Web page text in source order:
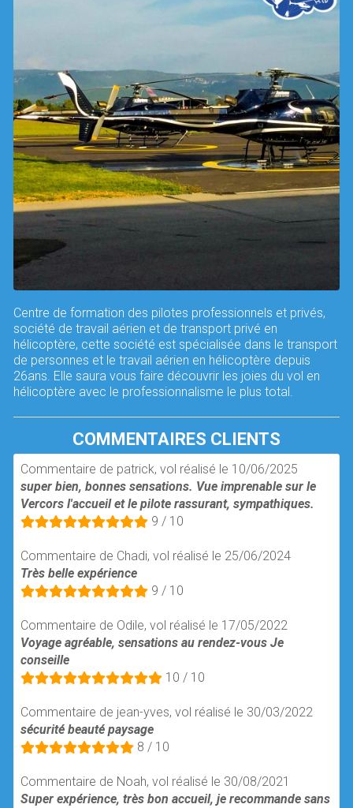
Centre de formation des pilotes professionnels et privés,
société de travail aérien et de transport privé en
hélicoptère, cette société est spécialisée dans le transport
de personnes et le travail aérien en hélicoptère depuis
26ans. Elle saura vous faire découvrir les joies du vol en
hélicoptère avec le professionnalisme le plus total.
COMMENTAIRES CLIENTS
Commentaire de patrick, vol réalisé le 10/06/2025
super bien, bonnes sensations. Vue imprenable sur le
Vercors l'accueil et le pilote rassurant, sympathiques.
9 / 10
Commentaire de Chadi, vol réalisé le 25/06/2024
Très belle expérience
9 / 10
Commentaire de Odile, vol réalisé le 17/05/2022
Voyage agréable, sensations au rendez-vous Je
conseille
10 / 10
Commentaire de jean-yves, vol réalisé le 30/03/2022
sécurité beauté paysage
8 / 10
Commentaire de Noah, vol réalisé le 30/08/2021
Super expérience, très bon accueil, je recommande sans